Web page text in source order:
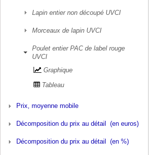
Lapin entier non découpé UVCI
Morceaux de lapin UVCI
Poulet entier PAC de label rouge
UVCI
Graphique
Tableau
Prix, moyenne mobile
Décomposition du prix au détail (en euros)
Décomposition du prix au détail (en %)